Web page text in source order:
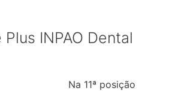
Plus INPAO Dental
Na 11ª posição